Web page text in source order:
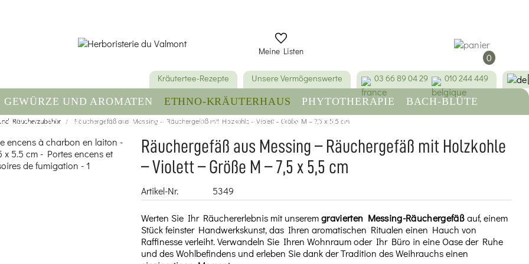
Meine Listen 0
Kräutertee-Rezepte Unsere Vermögenswerte 03 66 89 04 29 010 244 449
GEWÜRZE UND AROMATEN ETHNO-KRÄUTERHAUS PHYTOTHERAPIE
BACH-BLÜTE
GESUNDHEIT & WOHLBEFINDEN SCHÖNHEIT & HYGIENE
Räucherzubehör Räuchergefäß aus Messing – Räuchergefäß mit Holzkohle – Violett – Größe M – 7,5 x 5,5 cm
Räuchergefäß aus Messing – Räuchergefäß mit Holzkohle
– Violett – Größe M – 7,5 x 5,5 cm
Artikel-Nr. 5349
Werten Sie Ihr Räuchererlebnis mit unseremgravierten Messing-Räuchergefäßauf, einem
Stück feinster Handwerkskunst, das Ihren aromatischen Ritualen einen Hauch von
Raffinesse verleiht. Verwandeln Sie Ihren Wohnraum oder Ihr Büro in eine Oase der Ruhe
und des Wohlbefindens und erleben Sie dank der Tradition des Weihrauchs einen